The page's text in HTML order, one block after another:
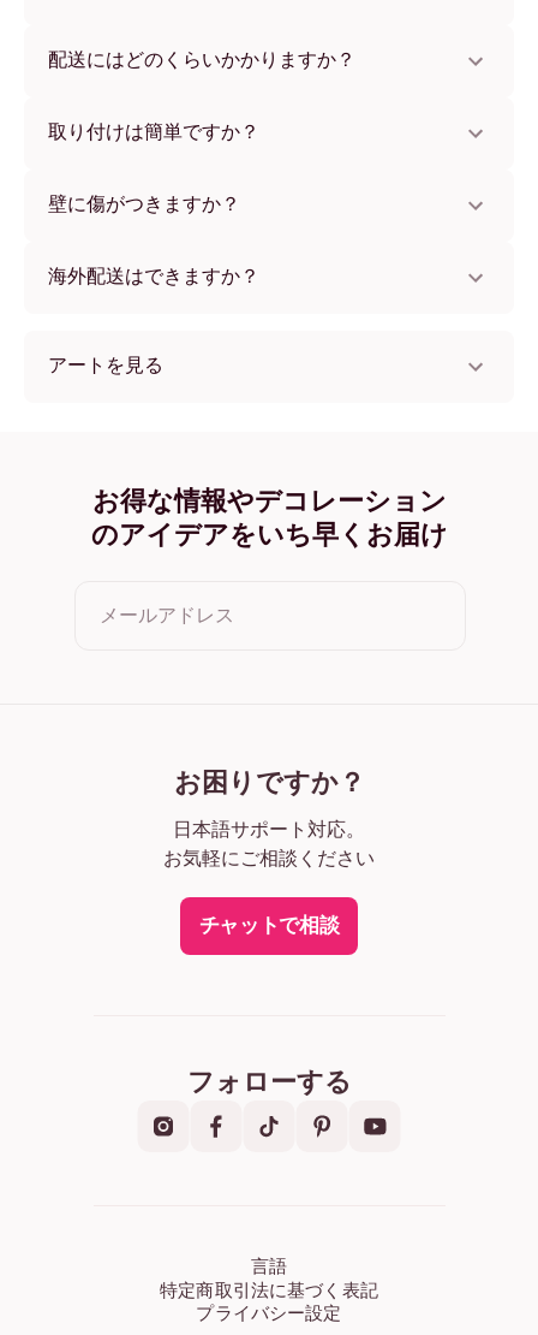
フレームカラーからお選びいただけます。
配送にはどのくらいかかりますか？
用いただけます。ご注文後、追跡番号をお知らせします。
取り付けは簡単ですか？
をつけないため、賃貸のお部屋でも安心してお使いいただ
壁に傷がつきますか？
海外配送はできますか？
アートを見る
Halloween (19) オーク
Halloween (19) ワイド ブラック
Halloween (19) ワイド ホワイト
お得な情報やデコレーション
のアイデアをいち早くお届け
メールアドレス
お困りですか？
日本語サポート対応。
お気軽にご相談ください
チャットで相談
フォローする
言語
特定商取引法に基づく表記
プライバシー設定